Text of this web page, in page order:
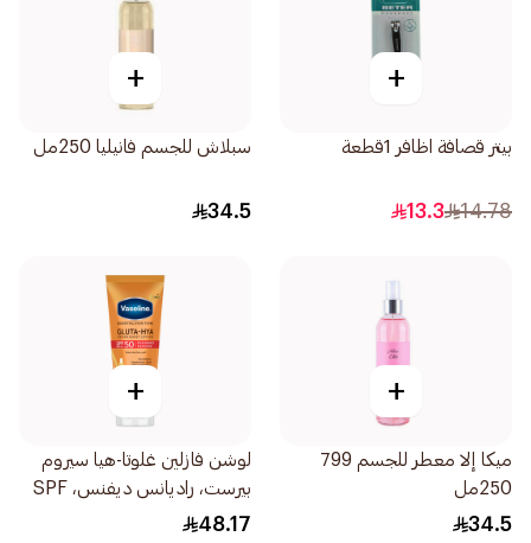
+
بيتر قصافة اظافر 1قطعة
14.78
13.3
+
سبلاش للجسم فانيليا 250مل
34.5
+
ميكا إلا معطر للجسم 799
250مل
34.5
+
لوشن فازلين غلوتا-هيا سيروم
بيرست، راديانس ديفنس، SPF
50 PA+++، 180مل
48.17